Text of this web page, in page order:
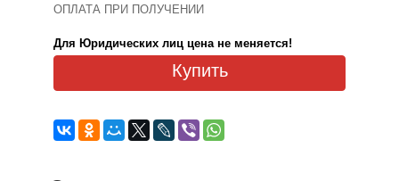
ОПЛАТА ПРИ ПОЛУЧЕНИИ
Для Юридических лиц цена не меняется!
Купить